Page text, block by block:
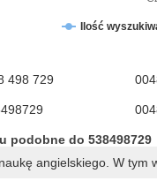
Ilość
498 729
podobne do 538498729
angielskiego. W tym